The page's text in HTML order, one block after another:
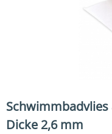
Dicke 2,6 mm